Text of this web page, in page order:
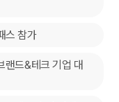
스 참가
드&테크 기업 대